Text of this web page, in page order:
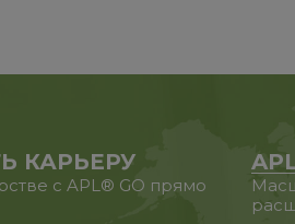
КАРЬЕРУ
с APL® GO прямо